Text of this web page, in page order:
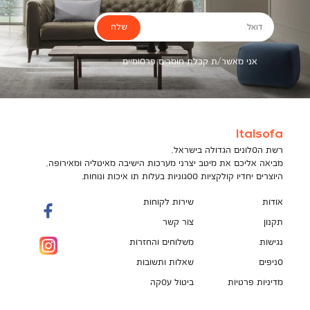
דואל
אני מאשר/ת קבלת חומרים פרסומיים
שלח
Italsofa
רשת הסלונים הגדולה בישראל,
מביאה אליכם את מיטב יצרני מערכות הישיבה מאיטליה ומאירופה,
היוצרים יחדיו קולקציות ססגוניות בעלות תו איכות ונוחות.
אודות
תקנון
נגישות
סניפים
מדיניות פרטיות
שירות לקוחות
צור קשר
משלוחים והחזרות
שאלות ותשובות
ביטול עסקה